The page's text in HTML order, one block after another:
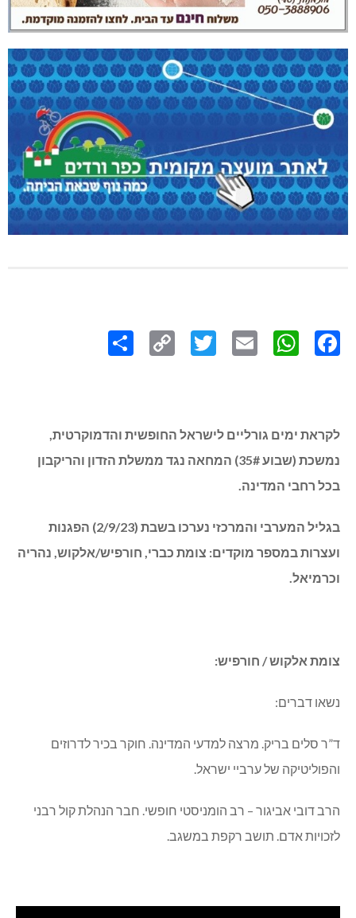
Link
לקראת ימים גורליים לישראל החופשית והדמוקרטית,
נמשכת (שבוע 35#) המחאה נגד ממשלת הזדון והריקבון
בכל רחבי המדינה.
בגליל המערבי והמרכזי נערכו בשבת (2/9/23) הפגנות
ועצרות במספר מוקדים: צומת כברי, חורפיש/אלקוש, נהריה
וכרמיאל.
צומת אלקוש / חורפיש:
נשאו דברים:
ד”ר סלים בריק. מרצה למדעי המדינה. חוקר בכיר לדרוזים
והפוליטיקה של ערביי ישראל.
הרב דובי אביגור – רב הומניסטי חופשי. חבר הנהלת קול רבני
לזכויות אדם. תושב רקפת במשגב.